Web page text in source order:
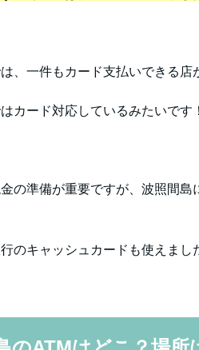
、一件もカード支払いできる店
はカード対応しているみたいです
の準備が重要ですが、波照間
のキャッシュカードも使えまし